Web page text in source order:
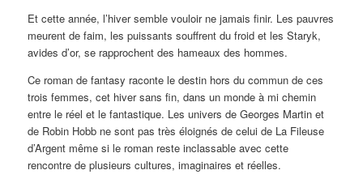
Et cette année, l’hiver semble vouloir ne jamais finir. Les pauvres
meurent de faim, les puissants souffrent du froid et les Staryk,
avides d’or, se rapprochent des hameaux des hommes.
Ce roman de fantasy raconte le destin hors du commun de ces
trois femmes, cet hiver sans fin, dans un monde à mi chemin
entre le réel et le fantastique. Les univers de Georges Martin et
de Robin Hobb ne sont pas très éloignés de celui de La Fileuse
d’Argent même si le roman reste inclassable avec cette
rencontre de plusieurs cultures, imaginaires et réelles.